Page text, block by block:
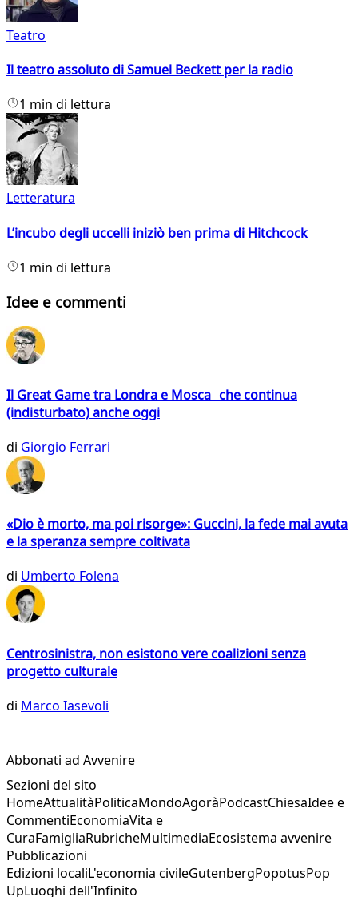
Teatro
Il teatro assoluto di Samuel Beckett per la radio
1 min di lettura
Letteratura
L’incubo degli uccelli iniziò ben prima di Hitchcock
1 min di lettura
Idee e commenti
Il Great Game tra Londra e Mosca che continua
(indisturbato) anche oggi
di Giorgio Ferrari
«Dio è morto, ma poi risorge»: Guccini, la fede mai avuta
e la speranza sempre coltivata
di Umberto Folena
Centrosinistra, non esistono vere coalizioni senza
progetto culturale
di Marco Iasevoli
Abbonati ad Avvenire
Sezioni del sito
HomeAttualitàPoliticaMondoAgoràPodcastChiesaIdee e
CommentiEconomiaVita e
CuraFamigliaRubricheMultimediaEcosistema avvenire
Pubblicazioni
Edizioni localiL'economia civileGutenbergPopotusPop
UpLuoghi dell'Infinito